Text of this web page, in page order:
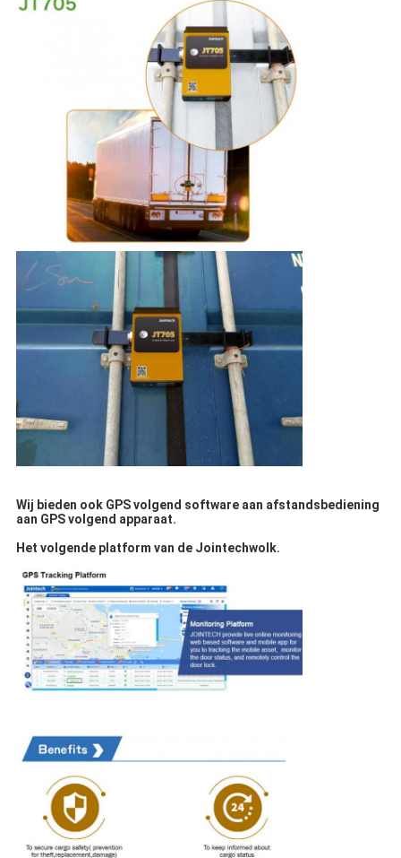
Wij bieden ook GPS volgend software aan afstandsbediening
aan GPS volgend apparaat.
Het volgende platform van de Jointechwolk.